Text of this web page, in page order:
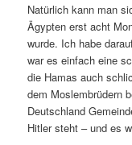
Natürlich kann man
Ägypten erst acht
wurde. Ich habe
war es einfach eine
die Hamas auch
dem Moslembrüdern
Deutschland
Hitler steht – und es